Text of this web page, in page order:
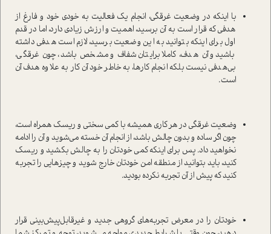
با اینکه در وضعیت غرقگی، انجام یک فعالیت به خودی خود و فارغ از
هدفی که قرار است به آن برسید، اهمیت و ارزش زیادی دارد، اما در قدم
اول برای اینکه بتوانید به این وضعیت برسید، لازم است هدفی داشته
باشید و آن هدف، کاملا برایتان شفاف و مشخص باشد، چون غرقگی،
بی‌هدفی نیست بلکه انجام کارها، به خاطر خود آن کار به علاوه هدف آن
است.
وضعیت غرقگی در هر کاری همیشه با کمی سختی و ریسک همراه است،
چون اگر ساده و بدون چالش باشد، از انجام آن خسته می‌شوید و آن را ادامه
نخواهید داد. پس برای اینکه کمی خودتان را به چالش بکشید و ریسک
کنید، باید بتوانید از منطقه امن خودتان خارج شوید و چیزهایی را تجربه
کنید که پیش از آن تجربه نکرده بودید.
خودتان را در معرض تجربه‌های گروهی جدید و غیرقابل‌پیش‌بینی قرار